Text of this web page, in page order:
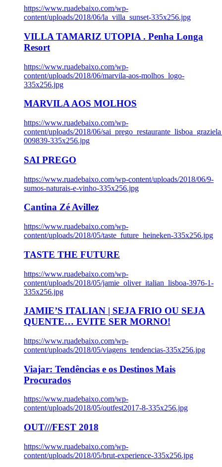
https://www.ruadebaixo.com/wp-
content/uploads/2018/06/la_villa_sunset-335x256.jpg
VILLA TAMARIZ UTOPIA . Penha Longa
Resort
https://www.ruadebaixo.com/wp-
content/uploads/2018/06/marvila-aos-molhos_logo-
335x256.jpg
MARVILA AOS MOLHOS
https://www.ruadebaixo.com/wp-
content/uploads/2018/06/
009839-335x256.jpg
SAI PREGO
https://www.ruadebaixo.com/wp-content/uploads/2018/06/9-
sumos-naturais-e-vinho-335x256.jpg
Cantina Zé Avillez
https://www.ruadebaixo.com/wp-
content/uploads/2018/05/taste_future_heineken-335x256.jpg
TASTE THE FUTURE
https://www.ruadebaixo.com/wp-
content/uploads/2018/05/jamie_oliver_italian_lisboa-3976-1-
335x256.jpg
JAMIE’S ITALIAN | SEJA FRIO OU SEJA
QUENTE… EVITE SER MORNO!
https://www.ruadebaixo.com/wp-
content/uploads/2018/05/viagens_tendencias-335x256.jpg
Viajar: Tendências e os Destinos Mais
Procurados
https://www.ruadebaixo.com/wp-
content/uploads/2018/05/outfest2017-8-335x256.jpg
OUT///FEST 2018
https://www.ruadebaixo.com/wp-
content/uploads/2018/05/brut-experience-335x256.jpg